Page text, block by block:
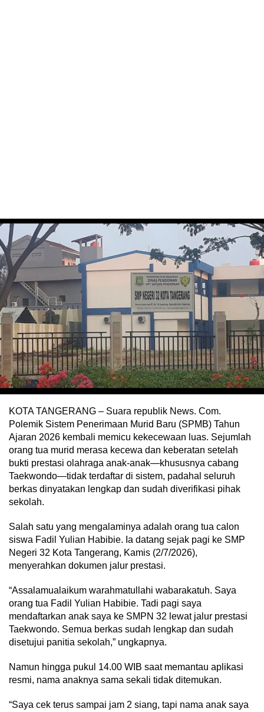
KOTA TANGERANG – Suara republik News. Com.
Polemik Sistem Penerimaan Murid Baru (SPMB) Tahun
Ajaran 2026 kembali memicu kekecewaan luas. Sejumlah
orang tua murid merasa kecewa dan keberatan setelah
bukti prestasi olahraga anak-anak—khususnya cabang
Taekwondo—tidak terdaftar di sistem, padahal seluruh
berkas dinyatakan lengkap dan sudah diverifikasi pihak
sekolah.
Salah satu yang mengalaminya adalah orang tua calon
siswa Fadil Yulian Habibie. Ia datang sejak pagi ke SMP
Negeri 32 Kota Tangerang, Kamis (2/7/2026),
menyerahkan dokumen jalur prestasi.
“Assalamualaikum warahmatullahi wabarakatuh. Saya
orang tua Fadil Yulian Habibie. Tadi pagi saya
mendaftarkan anak saya ke SMPN 32 lewat jalur prestasi
Taekwondo. Semua berkas sudah lengkap dan sudah
disetujui panitia sekolah,” ungkapnya.
Namun hingga pukul 14.00 WIB saat memantau aplikasi
resmi, nama anaknya sama sekali tidak ditemukan.
“Saya cek terus sampai jam 2 siang, tapi nama anak saya